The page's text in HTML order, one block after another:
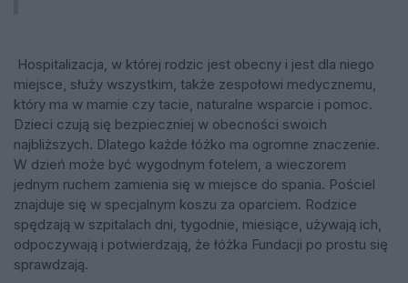
Hospitalizacja, w której rodzic jest obecny i jest dla niego
miejsce, służy wszystkim, także zespołowi medycznemu,
który ma w mamie czy tacie, naturalne wsparcie i pomoc.
Dzieci czują się bezpieczniej w obecności swoich
najbliższych. Dlatego każde łóżko ma ogromne znaczenie.
W dzień może być wygodnym fotelem, a wieczorem
jednym ruchem zamienia się w miejsce do spania. Pościel
znajduje się w specjalnym koszu za oparciem. Rodzice
spędzają w szpitalach dni, tygodnie, miesiące, używają ich,
odpoczywają i potwierdzają, że łóżka Fundacji po prostu się
sprawdzają.